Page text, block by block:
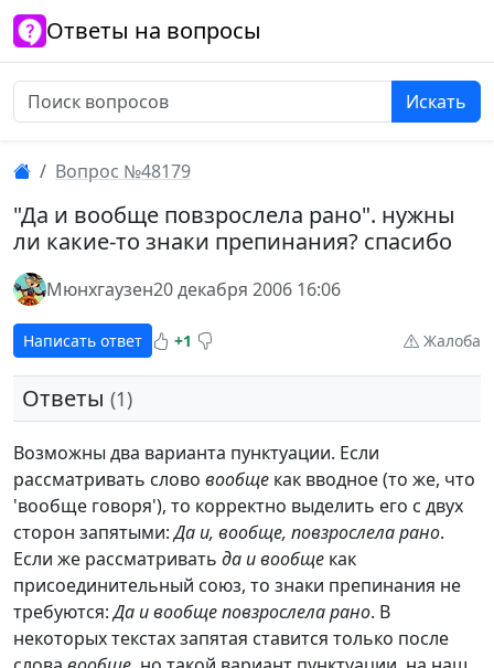
Ответы на вопросы
Искать
Вопрос №48179
"Да и вообще повзрослела рано". нужны
ли какие-то знаки препинания? спасибо
Мюнхгаузен20 декабря 2006 16:06
Написать ответ +1 Жалоба
Ответы (1)
Возможны два варианта пунктуации. Если
рассматривать слово вообще как вводное (то же, что
'вообще говоря'), то корректно выделить его с двух
сторон запятыми:Да и, вообще, повзрослела рано.
Если же рассматривать да и вообще как
присоединительный союз, то знаки препинания не
требуются:Да и вообще повзрослела рано. В
некоторых текстах запятая ставится только после